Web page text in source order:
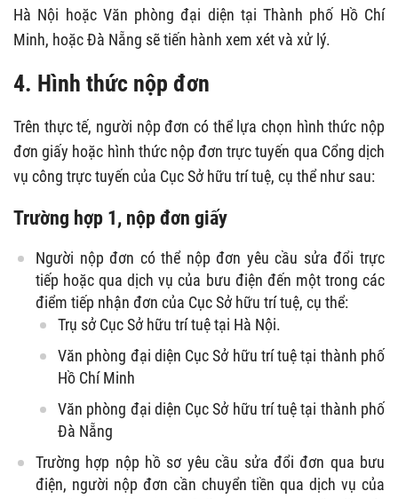
Hà Nội hoặc Văn phòng đại diện tại Thành phố Hồ Chí
Minh, hoặc Đà Nẵng sẽ tiến hành xem xét và xử lý.
4. Hình thức nộp đơn
Trên thực tế, người nộp đơn có thể lựa chọn hình thức nộp
đơn giấy hoặc hình thức nộp đơn trực tuyến qua Cổng dịch
vụ công trực tuyến của Cục Sở hữu trí tuệ, cụ thể như sau:
Trường hợp 1, nộp đơn giấy
Người nộp đơn có thể nộp đơn yêu cầu sửa đổi trực
tiếp hoặc qua dịch vụ của bưu điện đến một trong các
điểm tiếp nhận đơn của Cục Sở hữu trí tuệ, cụ thể:
Trụ sở Cục Sở hữu trí tuệ tại Hà Nội.
Văn phòng đại diện Cục Sở hữu trí tuệ tại thành phố
Hồ Chí Minh
Văn phòng đại diện Cục Sở hữu trí tuệ tại thành phố
Đà Nẵng
Trường hợp nộp hồ sơ yêu cầu sửa đổi đơn qua bưu
điện, người nộp đơn cần chuyển tiền qua dịch vụ của